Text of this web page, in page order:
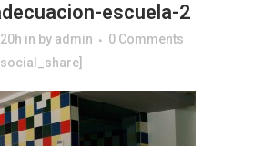
escuela-2
in by admin
0 Comments
[social_share]